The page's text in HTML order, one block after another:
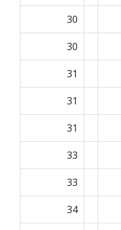
30
30
31
31
31
33
33
34